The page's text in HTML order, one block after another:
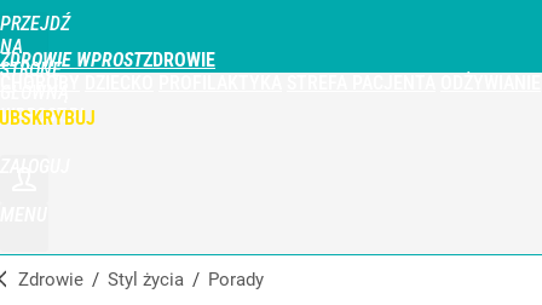
PRZEJDŹ
NA
STRONĘ
WPROST.PL
ZDROWIE WPROST
Zdrowie / Styl życia / Porady